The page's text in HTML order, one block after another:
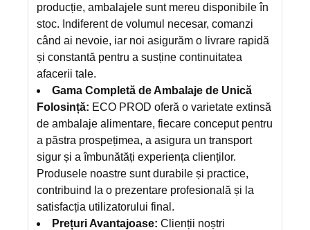
producție, ambalajele sunt mereu disponibile în
stoc. Indiferent de volumul necesar, comanzi
când ai nevoie, iar noi asigurăm o livrare rapidă
și constantă pentru a susține continuitatea
afacerii tale.
Gama Completă de Ambalaje de Unică
Folosință: ECO PROD oferă o varietate extinsă
de ambalaje alimentare, fiecare conceput pentru
a păstra prospețimea, a asigura un transport
sigur și a îmbunătăți experiența clienților.
Produsele noastre sunt durabile și practice,
contribuind la o prezentare profesională și la
satisfacția utilizatorului final.
Prețuri Avantajoase: Clienții noștri